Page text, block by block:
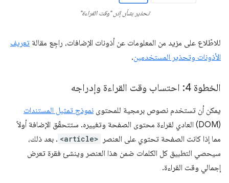
تحذير بشأن إذن "وقت القراءة"
للاطّلاع على مزيد من المعلومات عن أذونات الإضافات، راجِع مقالة تعريف
الأذونات وتحذير المستخدمين.
الخطوة 4: احتساب وقت القراءة وإدراجه
يمكن أن تستخدم نصوص برمجية للمحتوى نموذج تمثيل المستندات
(DOM) العادي لقراءة محتوى الصفحة وتغييره. ستتحقّق الإضافة أولاً
مما إذا كانت الصفحة تحتوي على العنصر
<article> . بعد ذلك،
سيحصي التطبيق كل الكلمات ضمن هذا العنصر وينشئ فقرة تعرض
إجمالي وقت القراءة.